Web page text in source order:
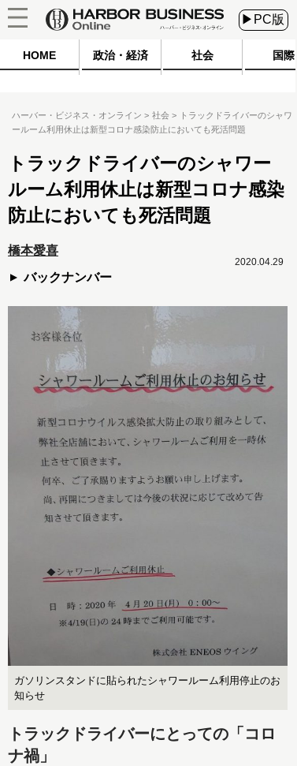
▶PC版
HOME 政治・経済 社会 国際
ハーバー・ビジネス・オンライン 社会
トラックドライバーのシャワ
ールーム利用休止は新型コロナ感染防止においても死活問題
トラックドライバーのシャワー
ルーム利用休止は新型コロナ感染
防止においても死活問題
橋本愛喜
バックナンバー
2020.04.29
ガソリンスタンドに貼られたシャワールーム利用停止のお
知らせ
トラックドライバーにとっての「コロ
ナ禍」